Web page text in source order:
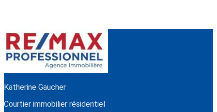
Katherine Gaucher
Courtier immobilier résidentiel